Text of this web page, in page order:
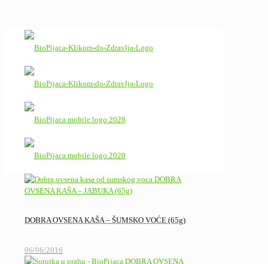
DOBRA OVSENA KAŠA – ŠUMSKO VOĆE (65g)
06/06/2016